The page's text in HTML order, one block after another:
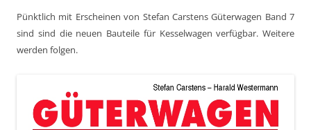
Pünktlich mit Erscheinen von Stefan Carstens Güterwagen Band 7
sind sind die neuen Bauteile für Kesselwagen verfügbar. Weitere
werden folgen.